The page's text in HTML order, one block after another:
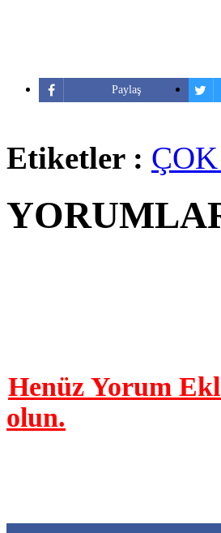
Paylaş
Etiketler :
Henüz Yorum
olun.